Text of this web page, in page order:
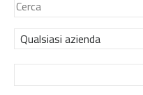
Qualsiasi azienda